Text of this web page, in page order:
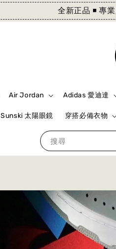
全新正品 ◾️ 專
搜尋
Air Jordan Adidas 愛迪達
Sunski 太陽眼鏡 穿搭必備衣物